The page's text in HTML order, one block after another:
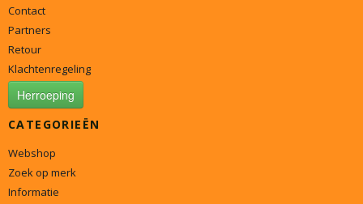
Contact
Partners
Retour
Klachtenregeling
Herroeping
CATEGORIEËN
Webshop
Zoek op merk
Informatie